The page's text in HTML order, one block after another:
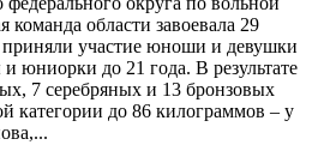
команда области завоевала 29
участие юноши и девушки
юниорки до 21 года. В результате
7 серебряных и 13 бронзовых
категории до 86 килограммов – у